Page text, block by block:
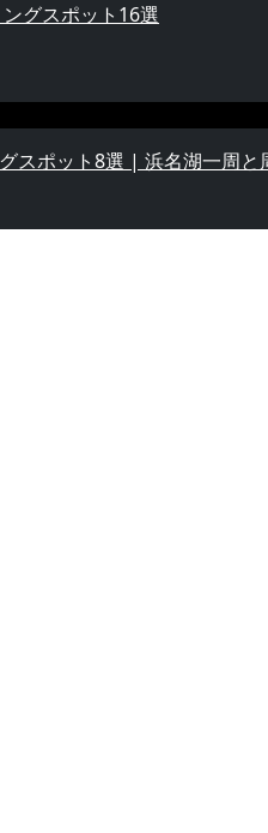
グスポット16選
スポット8選 | 浜名湖一周